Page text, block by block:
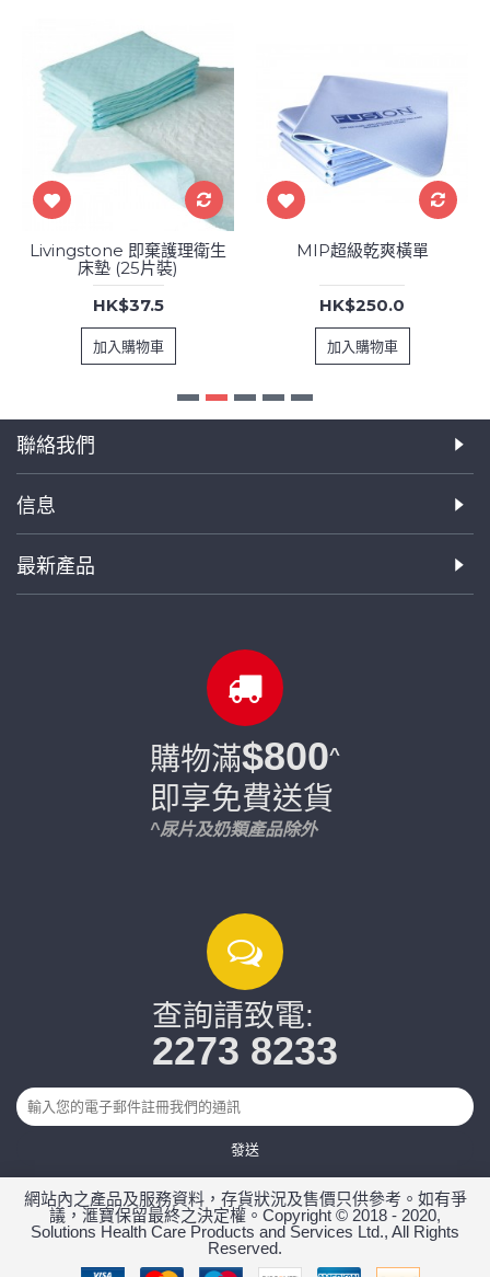
Livingstone 即棄護理衛生
床墊 (25片裝)
HK$37.5
加入購物車
MIP超級乾爽橫單
HK$250.0
加入購物車
聯絡我們
信息
最新產品
購物滿$800^
即享免費送貨
^尿片及奶類產品除外
查詢請致電:
2273 8233
發送
網站內之產品及服務資料，存貨狀況及售價只供參考。如有爭
議，滙寶保留最終之決定權。Copyright © 2018 - 2020,
Solutions Health Care Products and Services Ltd., All Rights
Reserved.